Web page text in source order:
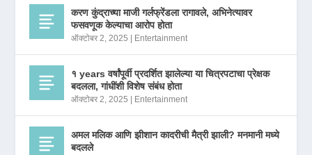
करण कुंद्राच्या माजी गर्लफ्रेंडला रागावले, अभिनेत्यावर
फसवणूक केल्याचा आरोप होता
ऑक्टोबर 2, 2025 Entertainment
१ years वर्षांपूर्वी प्रदर्शित झालेल्या या चित्रपटाचा प्रेक्षक
बदलला, गांधींशी विशेष संबंध होता
ऑक्टोबर 2, 2025 Entertainment
अमल मलिक आणि झीशान कादरीची मैत्री झाली? मनमानी मध्ये
बदलले